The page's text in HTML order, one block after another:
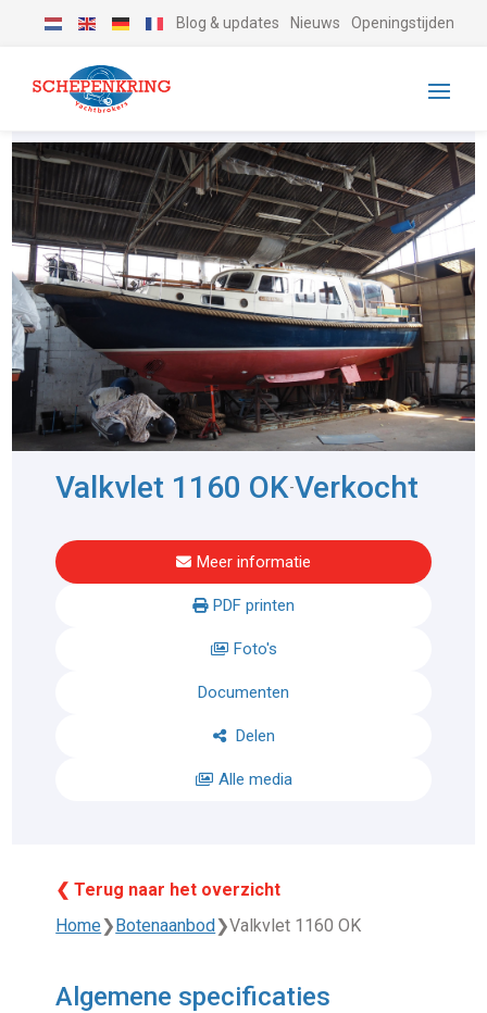
Blog & updates Nieuws Openingstijden
Valkvlet 1160 OK-Verkocht
Meer informatie
PDF printen
Foto's
Documenten
Delen
Alle media
❮ Terug naar het overzicht
Home❯Botenaanbod❯Valkvlet 1160 OK
Algemene specificaties